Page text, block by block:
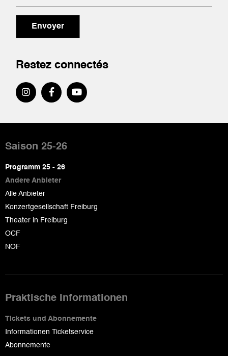
Envoyer
Restez connectés
de
page
Saison 25-26
Programm 25 - 26
Andere Anbieter
Alle Anbieter
Konzertgesellschaft Freiburg
Theater in Freiburg
OCF
NOF
Praktische Informationen
Tickets und Abonnemente
Informationen Ticketservice
Abonnemente